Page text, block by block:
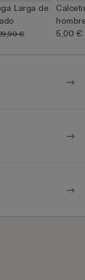
Larga de
€
5,00 €